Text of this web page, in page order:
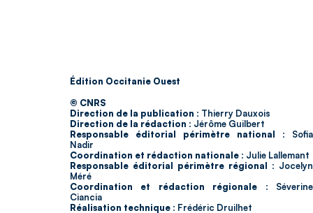
Édition Occitanie Ouest
© CNRS
Direction de la publication : Thierry Dauxois
Direction de la rédaction : Jérôme Guilbert
Responsable éditorial périmètre national : Sofia
Nadir
Coordination et rédaction nationale : Julie Lallemant
Responsable éditorial périmètre régional : Jocelyn
Méré
Coordination et rédaction régionale : Séverine
Ciancia
Réalisation technique : Frédéric Druilhet